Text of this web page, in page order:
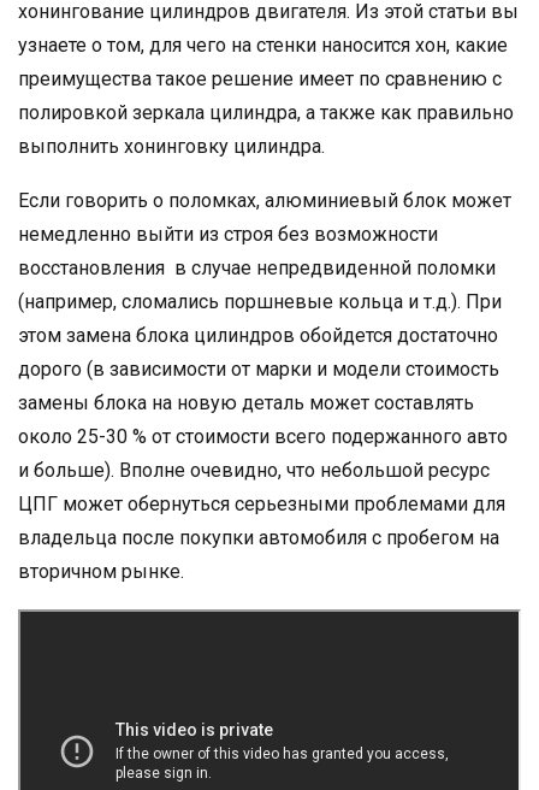
хонингование цилиндров двигателя. Из этой статьи вы
узнаете о том, для чего на стенки наносится хон, какие
преимущества такое решение имеет по сравнению с
полировкой зеркала цилиндра, а также как правильно
выполнить хонинговку цилиндра.
Если говорить о поломках, алюминиевый блок может
немедленно выйти из строя без возможности
восстановления в случае непредвиденной поломки
(например, сломались поршневые кольца и т.д.). При
этом замена блока цилиндров обойдется достаточно
дорого (в зависимости от марки и модели стоимость
замены блока на новую деталь может составлять
около 25-30 % от стоимости всего подержанного авто
и больше). Вполне очевидно, что небольшой ресурс
ЦПГ может обернуться серьезными проблемами для
владельца после покупки автомобиля с пробегом на
вторичном рынке.